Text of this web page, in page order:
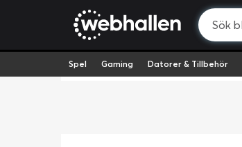
Spel Gaming Datorer & Tillbehör